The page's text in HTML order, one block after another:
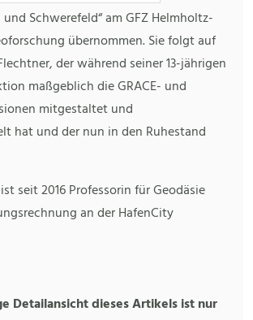
Schwerefeld“ am GFZ Helmholtz-
übernommen. Sie folgt auf
der während seiner 13-jährigen
maßgeblich die GRACE- und
mitgestaltet und
hat und der nun in den Ruhestand
seit 2016 Professorin für Geodäsie
an der HafenCity
Detailansicht dieses Artikels ist nur